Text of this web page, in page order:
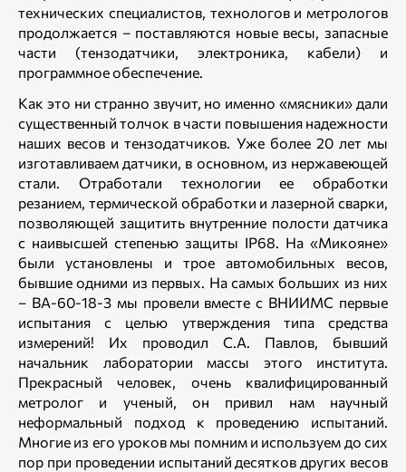
технических специалистов, технологов и метрологов
продолжается – поставляются новые весы, запасные
части (тензодатчики, электроника, кабели) и
программное обеспечение.
Как это ни странно звучит, но именно «мясники» дали
существенный толчок в части повышения надежности
наших весов и тензодатчиков. Уже более 20 лет мы
изготавливаем датчики, в основном, из нержавеющей
стали. Отработали технологии ее обработки
резанием, термической обработки и лазерной сварки,
позволяющей защитить внутренние полости датчика
с наивысшей степенью защиты IP68. На «Микояне»
были установлены и трое автомобильных весов,
бывшие одними из первых. На самых больших из них
– ВА-60-18-3 мы провели вместе с ВНИИМС первые
испытания с целью утверждения типа средства
измерений! Их проводил С.А. Павлов, бывший
начальник лаборатории массы этого института.
Прекрасный человек, очень квалифицированный
метролог и ученый, он привил нам научный
неформальный подход к проведению испытаний.
Многие из его уроков мы помним и используем до сих
пор при проведении испытаний десятков других весов